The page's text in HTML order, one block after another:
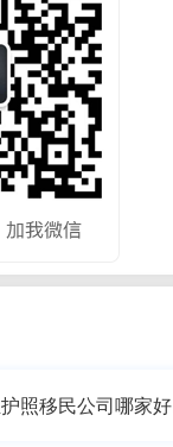
照移民公司哪家好